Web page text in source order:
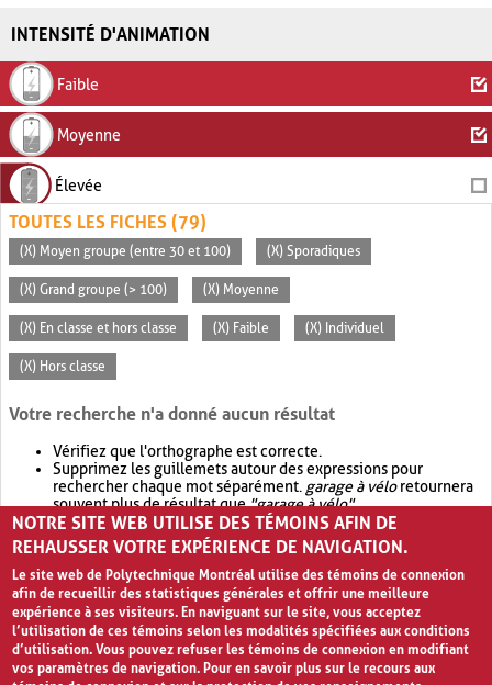
INTENSITÉ D'ANIMATION
Faible
Moyenne
Élevée
TOUTES LES FICHES (79)
(X) Moyen groupe (entre 30 et 100) (X) Sporadiques
(X) Grand groupe (> 100) (X) Moyenne
(X) En classe et hors classe (X) Faible (X) Individuel
(X) Hors classe
Votre recherche n'a donné aucun résultat
Vérifiez que l'orthographe est correcte.
Supprimez les guillemets autour des expressions pour
rechercher chaque mot séparément. garage à véloretournera
souvent plus de résultat que"garage à vélo".
Envisagez d'élargir votre recherche avec OR.garage OR vélo
retournera souvent plus de résultat quegarage à vélo
NOTRE SITE WEB UTILISE DES TÉMOINS AFIN DE
REHAUSSER VOTRE EXPÉRIENCE DE NAVIGATION.
Le site web de Polytechnique Montréal utilise des témoins de connexion
afin de recueillir des statistiques générales et offrir une meilleure
expérience à ses visiteurs. En naviguant sur le site, vous acceptez
l’utilisation de ces témoins selon les modalités spécifiées aux conditions
d’utilisation. Vous pouvez refuser les témoins de connexion en modifiant
vos paramètres de navigation. Pour en savoir plus sur le recours aux